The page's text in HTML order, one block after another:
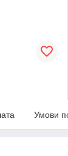
Умови